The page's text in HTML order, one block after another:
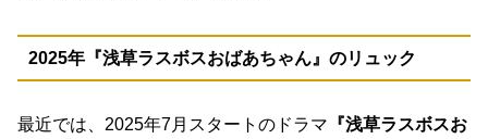
2025年『浅草ラスボスおばあちゃん』のリュック
最近では、2025年7月スタートのドラマ 『浅草ラスボスお